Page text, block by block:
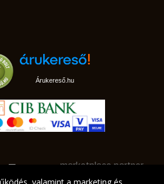
Árukereső.hu
marketplace partner